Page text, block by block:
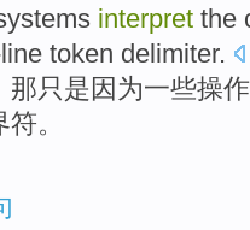
interpret the
token delimiter.
那只是 因为一些操作
符。